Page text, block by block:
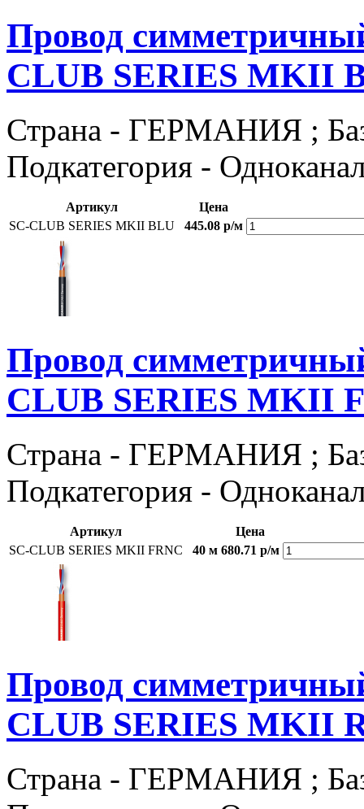
Провод
CLUB SERIES MKII
Страна - ГЕРМАНИЯ ;
Подкатегория -
Артикул
Цена
SC-CLUB SERIES MKII BLU
445.08 р/м
Провод
CLUB SERIES MKII
Страна - ГЕРМАНИЯ ;
Подкатегория -
Артикул
Цена
SC-CLUB SERIES MKII FRNC
40 м 680.71 р/м
Провод
CLUB SERIES MKII
Страна - ГЕРМАНИЯ ;